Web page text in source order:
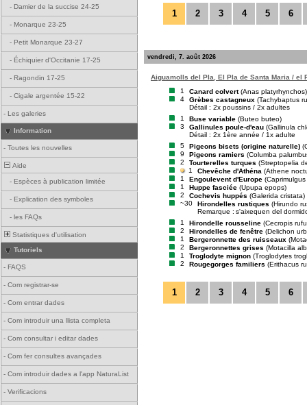
- Damier de la succise 24-25
- Monarque 23-25
- Petit Monarque 23-27
- Échiquier d'Occitanie 17-25
- Ragondin 17-25
- Cigale argentée 15-22
- Les galeries
Information
- Toutes les nouvelles
Aide
- Espèces à publication limitée
- Explication des symboles
- les FAQs
Statistiques d'utilisation
Tutoriels
- FAQS
- Com registrar-se
- Com entrar dades
- Com introduir una llista completa
- Com consultar i editar dades
- Com fer consultes avançades
- Com introduir dades a l'app NaturaList
- Verificacions
1 2 3 4 5 6
vendredi, 7. août 2026
Aiguamolls del Pla, El Pla de Santa Maria / el
1
Canard colvert (Anas platyrhynchos)
4
Grèbes castagneux (Tachybaptus
Détail : 2x poussins / 2x adultes
1
Buse variable (Buteo buteo)
3
Gallinules poule-d'eau (Gallinula
Détail : 2x 1ère année / 1x adulte
5
Pigeons bisets (origine naturelle)
9
Pigeons ramiers (Columba
2
Tourterelles turques (Streptopelia
1
Chevêche d'Athéna (Athene
1
Engoulevent d'Europe
1
Huppe fasciée (Upupa epops)
2
Cochevis huppés (Galerida cristata)
~30
Hirondelles rustiques (Hirundo
Remarque : s'aixequen del
1
Hirondelle rousseline (Cecropis
2
Hirondelles de fenêtre (Delichon
1
Bergeronnette des ruisseaux
2
Bergeronnettes grises (Motacilla
1
Troglodyte mignon (Troglodytes
2
Rougegorges familiers (Erithacus
1 2 3 4 5 6